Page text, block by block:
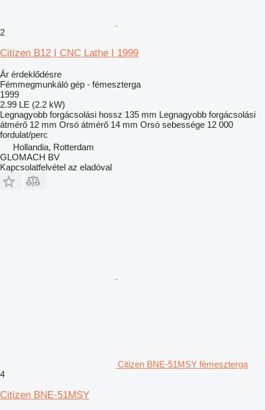
2
Citizen B12 I CNC Lathe I 1999
Ár érdeklődésre
Fémmegmunkáló gép - fémeszterga
1999
2.99 LE (2.2 kW)
Legnagyobb forgácsolási hossz 135 mm Legnagyobb forgácsolási
átmérő 12 mm Orsó átmérő 14 mm Orsó sebessége 12 000
fordulat/perc
Hollandia, Rotterdam
GLOMACH BV
Kapcsolatfelvétel az eladóval
Citizen BNE-51MSY fémeszterga
4
Citizen BNE-51MSY